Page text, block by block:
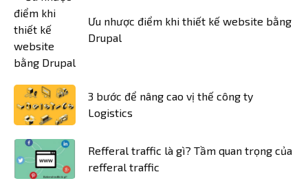
Ưu nhược điểm khi thiết kế website bằng
Drupal
3 bước để nâng cao vị thế công ty
Logistics
Refferal traffic là gì? Tầm quan trọng của
refferal traffic